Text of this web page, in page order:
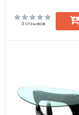
0 отзывов